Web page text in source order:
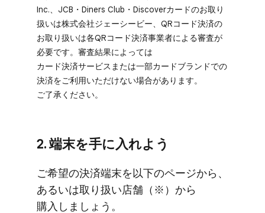
Inc.、​​JCB・Diners Club・Discoverカードの​​お取り​
扱いは​​株式会社ジェーシービー、​​QRコード決済の​​
お取り​扱いは​​各QRコード決済事業者に​​よる​​審査が​​
必要です。​​審査結果に​​よっては​​
カード決済サービスまたは​​一部​カードブランドでの​​
決済を​​ご利用いただけない​​場合が​​あります。​​
ご了承ください。
2. 端末を​手に​入れよう
ご希望の​決済端末を​以下の​ページから、​
あるいは​取り扱い​店舗​（※）から​
購入しましょう。